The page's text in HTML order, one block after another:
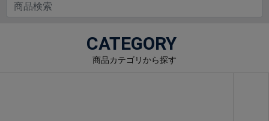
CATEGORY
商品カテゴリから探す